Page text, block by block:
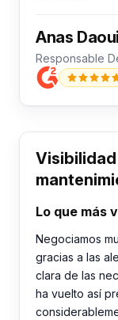
Anas Daoui
Responsable
Lo que más
Negociamos
gracias a las
clara de las
ha vuelto así